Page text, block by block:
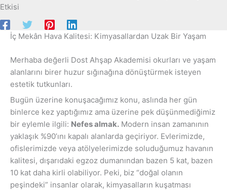
Etkisi
İç Mekân Hava Kalitesi: Kimyasallardan Uzak Bir Yaşam
Merhaba değerli Dost Ahşap Akademisi okurları ve yaşam
alanlarını birer huzur sığınağına dönüştürmek isteyen
estetik tutkunları.
Bugün üzerine konuşacağımız konu, aslında her gün
binlerce kez yaptığımız ama üzerine pek düşünmediğimiz
bir eylemle ilgili: Nefes almak. Modern insan zamanının
yaklaşık %90’ını kapalı alanlarda geçiriyor. Evlerimizde,
ofislerimizde veya atölyelerimizde soluduğumuz havanın
kalitesi, dışarıdaki egzoz dumanından bazen 5 kat, bazen
10 kat daha kirli olabiliyor. Peki, biz “doğal olanın
peşindeki” insanlar olarak, kimyasalların kuşatması